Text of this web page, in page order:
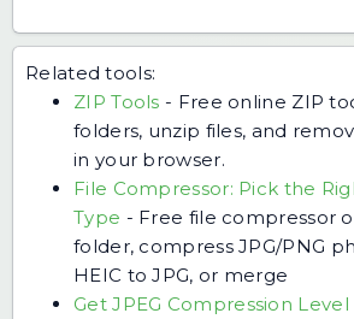
Related tools:
ZIP Tools - Free online ZIP
folders, unzip files, and
in your browser.
File Compressor: Pick the
Type - Free file compressor
folder, compress JPG/PNG
HEIC to JPG, or merge
Get JPEG Compression Level